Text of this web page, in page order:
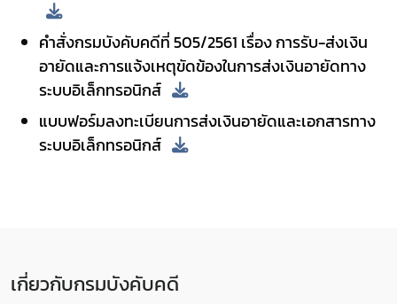
คำสั่งกรมบังคับคดีที่ 505/2561 เรื่อง การรับ-ส่งเงิน
อายัดและการแจ้งเหตุขัดข้องในการส่งเงินอายัดทาง
ระบบอิเล็กทรอนิกส์
แบบฟอร์มลงทะเบียนการส่งเงินอายัดและเอกสารทาง
ระบบอิเล็กทรอนิกส์
เกี่ยวกับกรมบังคับคดี